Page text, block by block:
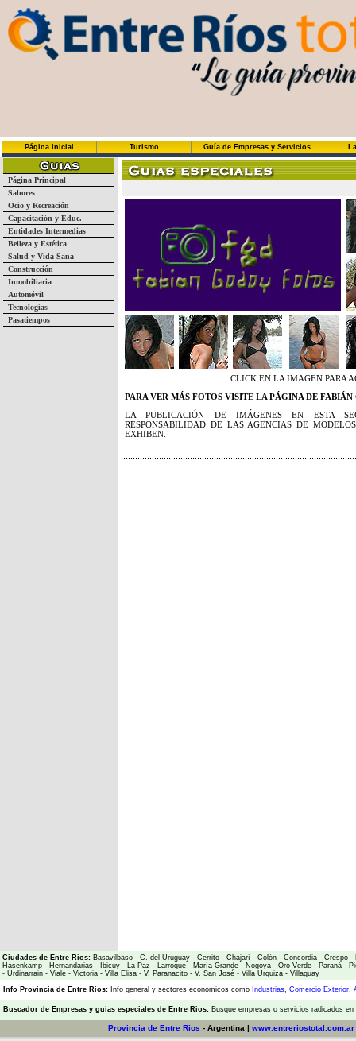
Página Inicial Turismo Guía de Empresas y Servicios
Página Principal
Sabores
Ocio y Recreación
Capacitación y Educ.
Entidades Intermedias
Belleza y Estética
Salud y Vida Sana
Construcción
Inmobiliaria
Automóvil
Tecnologías
Pasatiempos
CLICK EN LA IMAGEN PARA
PARA VER MÁS FOTOS VISITE LA PÁGINA DE FABIÁN
LA PUBLICACIÓN DE IMÁGENES EN ESTA
RESPONSABILIDAD DE LAS AGENCIAS DE
EXHIBEN.
Ciudades de Entre Ríos: Basavilbaso - C. del Uruguay - Cerrito - Chajarí - Colón - Concordia - Crespo -
Hasenkamp - Hernandarias - Ibicuy - La Paz - Larroque - María Grande - Nogoyá - Oro Verde - Paraná -
- Urdinarrain - Viale - Victoria - Villa Elisa - V. Paranacito - V. San José - Villa Urquiza - Villaguay
Info Provincia de Entre Rios: Info general y sectores economicos como Industrias, Comercio Exterior,
Buscador de Empresas y guias especiales de Entre Rios: Busque empresas o servicios radicados
Provincia de Entre Rios - Argentina | www.entreriostotal.com.ar